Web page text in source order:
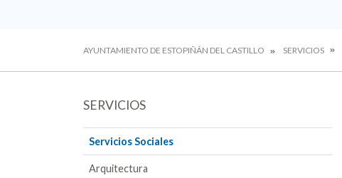
AYUNTAMIENTO DE ESTOPIÑÁN DEL CASTILLO SERVICIOS
SERVICIOS
Servicios Sociales
Arquitectura